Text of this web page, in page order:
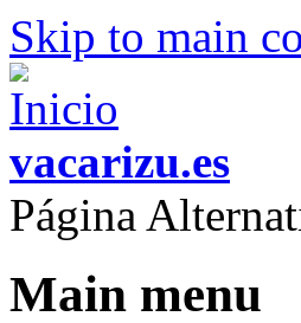
Skip to main
vacarizu.es
Página
Main menu